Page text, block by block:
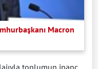
Macron
toplumun inanç